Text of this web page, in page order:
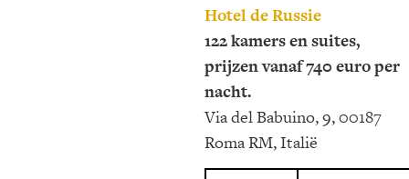
Hotel de Russie
122 kamers en suites,
prijzen vanaf 740 euro per
nacht.
Via del Babuino, 9, 00187
Roma RM, Italië